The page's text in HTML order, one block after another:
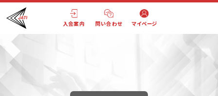
入会案内 問い合わせ マイページ